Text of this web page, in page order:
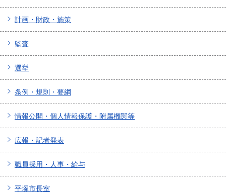
計画・財政・施策
監査
選挙
条例・規則・要綱
情報公開・個人情報保護・附属機関等
広報・記者発表
職員採用・人事・給与
平塚市長室